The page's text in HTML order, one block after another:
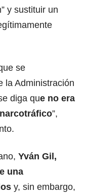
y sustituir un
se
la Administración
diga que no era
”,
Yván Gil,
una
y, sin embargo,